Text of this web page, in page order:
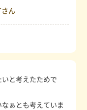
ん
と考えたためで
ぁとも考えていま